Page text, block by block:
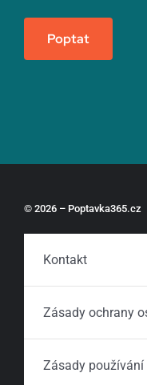
Poptat
© 2026 – Poptavka365.cz
Kontakt
Zásady ochrany
Zásady používání